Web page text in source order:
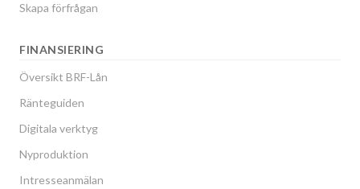
Skapa förfrågan
FINANSIERING
Översikt BRF-Lån
Ränteguiden
Digitala verktyg
Nyproduktion
Intresseanmälan